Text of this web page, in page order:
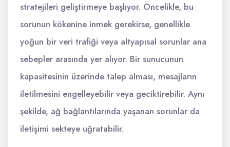
stratejileri geliştirmeye başlıyor. Öncelikle, bu
sorunun kökenine inmek gerekirse, genellikle
yoğun bir veri trafiği veya altyapısal sorunlar ana
sebepler arasında yer alıyor. Bir sunucunun
kapasitesinin üzerinde talep alması, mesajların
iletilmesini engelleyebilir veya geciktirebilir. Aynı
şekilde, ağ bağlantılarında yaşanan sorunlar da
iletişimi sekteye uğratabilir.